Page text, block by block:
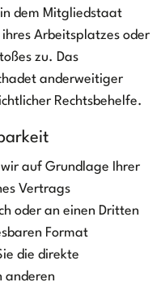
dem Mitgliedstaat
Arbeitsplatzes oder
zu. Das
anderweitiger
Rechtsbehelfe.
auf Grundlage Ihrer
Vertrags
oder an einen Dritten
Format
die direkte
anderen